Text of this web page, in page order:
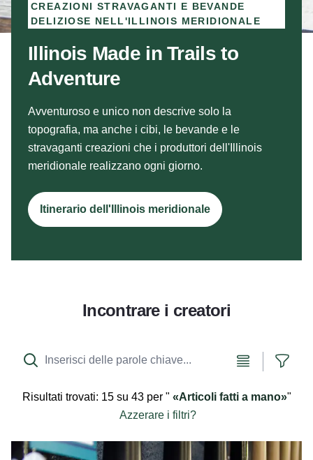
Illinois Made in Trails to
Adventure
CREAZIONI STRAVAGANTI E BEVANDE
DELIZIOSE NELL'ILLINOIS MERIDIONALE
Avventuroso e unico non descrive solo la
topografia, ma anche i cibi, le bevande e le
stravaganti creazioni che i produttori dell'Illinois
meridionale realizzano ogni giorno.
Itinerario dell'Illinois meridionale
Incontrare i creatori
Vista elenco
Risultati trovati: 15 su 43per" Articoli fatti a mano "
Azzerare i filtri?
Pipistrelli personalizzati a Homewood